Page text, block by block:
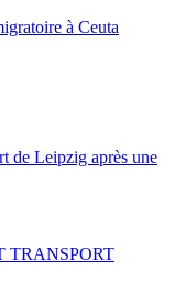
à Ceuta
de Leipzig après une
TRANSPORT